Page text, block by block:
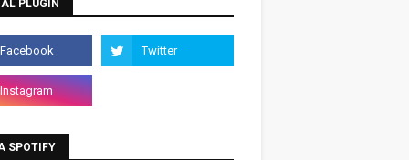
PLUGIN
SPOTIFY